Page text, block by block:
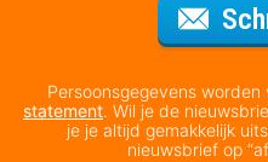
Persoonsgegevens
statement. Wil je de
je je altijd gemakkelijk
nieuwsbrief op